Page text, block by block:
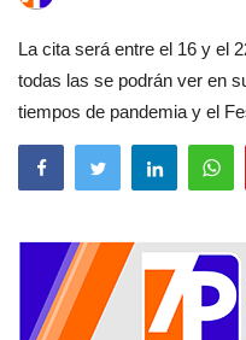
La cita será entre el 16 y el
todas las se podrán ver en
tiempos de pandemia y el